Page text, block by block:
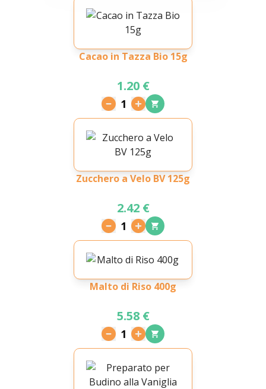
Cacao in Tazza Bio 15g
1.20 €
1
Zucchero a Velo BV 125g
2.42 €
1
Malto di Riso 400g
5.58 €
1